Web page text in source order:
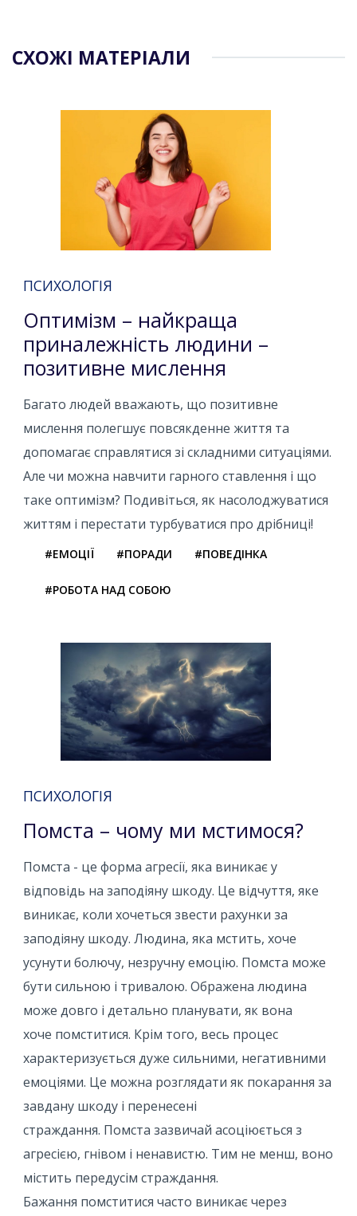
СХОЖІ МАТЕРІАЛИ
ПСИХОЛОГІЯ
Оптимізм – найкраща
приналежність людини –
позитивне мислення
Багато людей вважають, що позитивне
мислення полегшує повсякденне життя та
допомагає справлятися зі складними ситуаціями.
Але чи можна навчити гарного ставлення і що
таке оптимізм? Подивіться, як насолоджуватися
життям і перестати турбуватися про дрібниці!
#ЕМОЦІЇ #ПОРАДИ #ПОВЕДІНКА
#РОБОТА НАД СОБОЮ
ПСИХОЛОГІЯ
Помста – чому ми мстимося?
Помста - це форма агресії, яка виникає у
відповідь на заподіяну шкоду. Це відчуття, яке
виникає, коли хочеться звести рахунки за
заподіяну шкоду. Людина, яка мстить, хоче
усунути болючу, незручну емоцію. Помста може
бути сильною і тривалою. Ображена людина
може довго і детально планувати, як вона
хоче помститися. Крім того, весь процес
характеризується дуже сильними, негативними
емоціями. Це можна розглядати як покарання за
завдану шкоду і перенесені
страждання. Помста зазвичай асоціюється з
агресією, гнівом і ненавистю. Тим не менш, воно
містить передусім страждання.
Бажання помститися часто виникає через